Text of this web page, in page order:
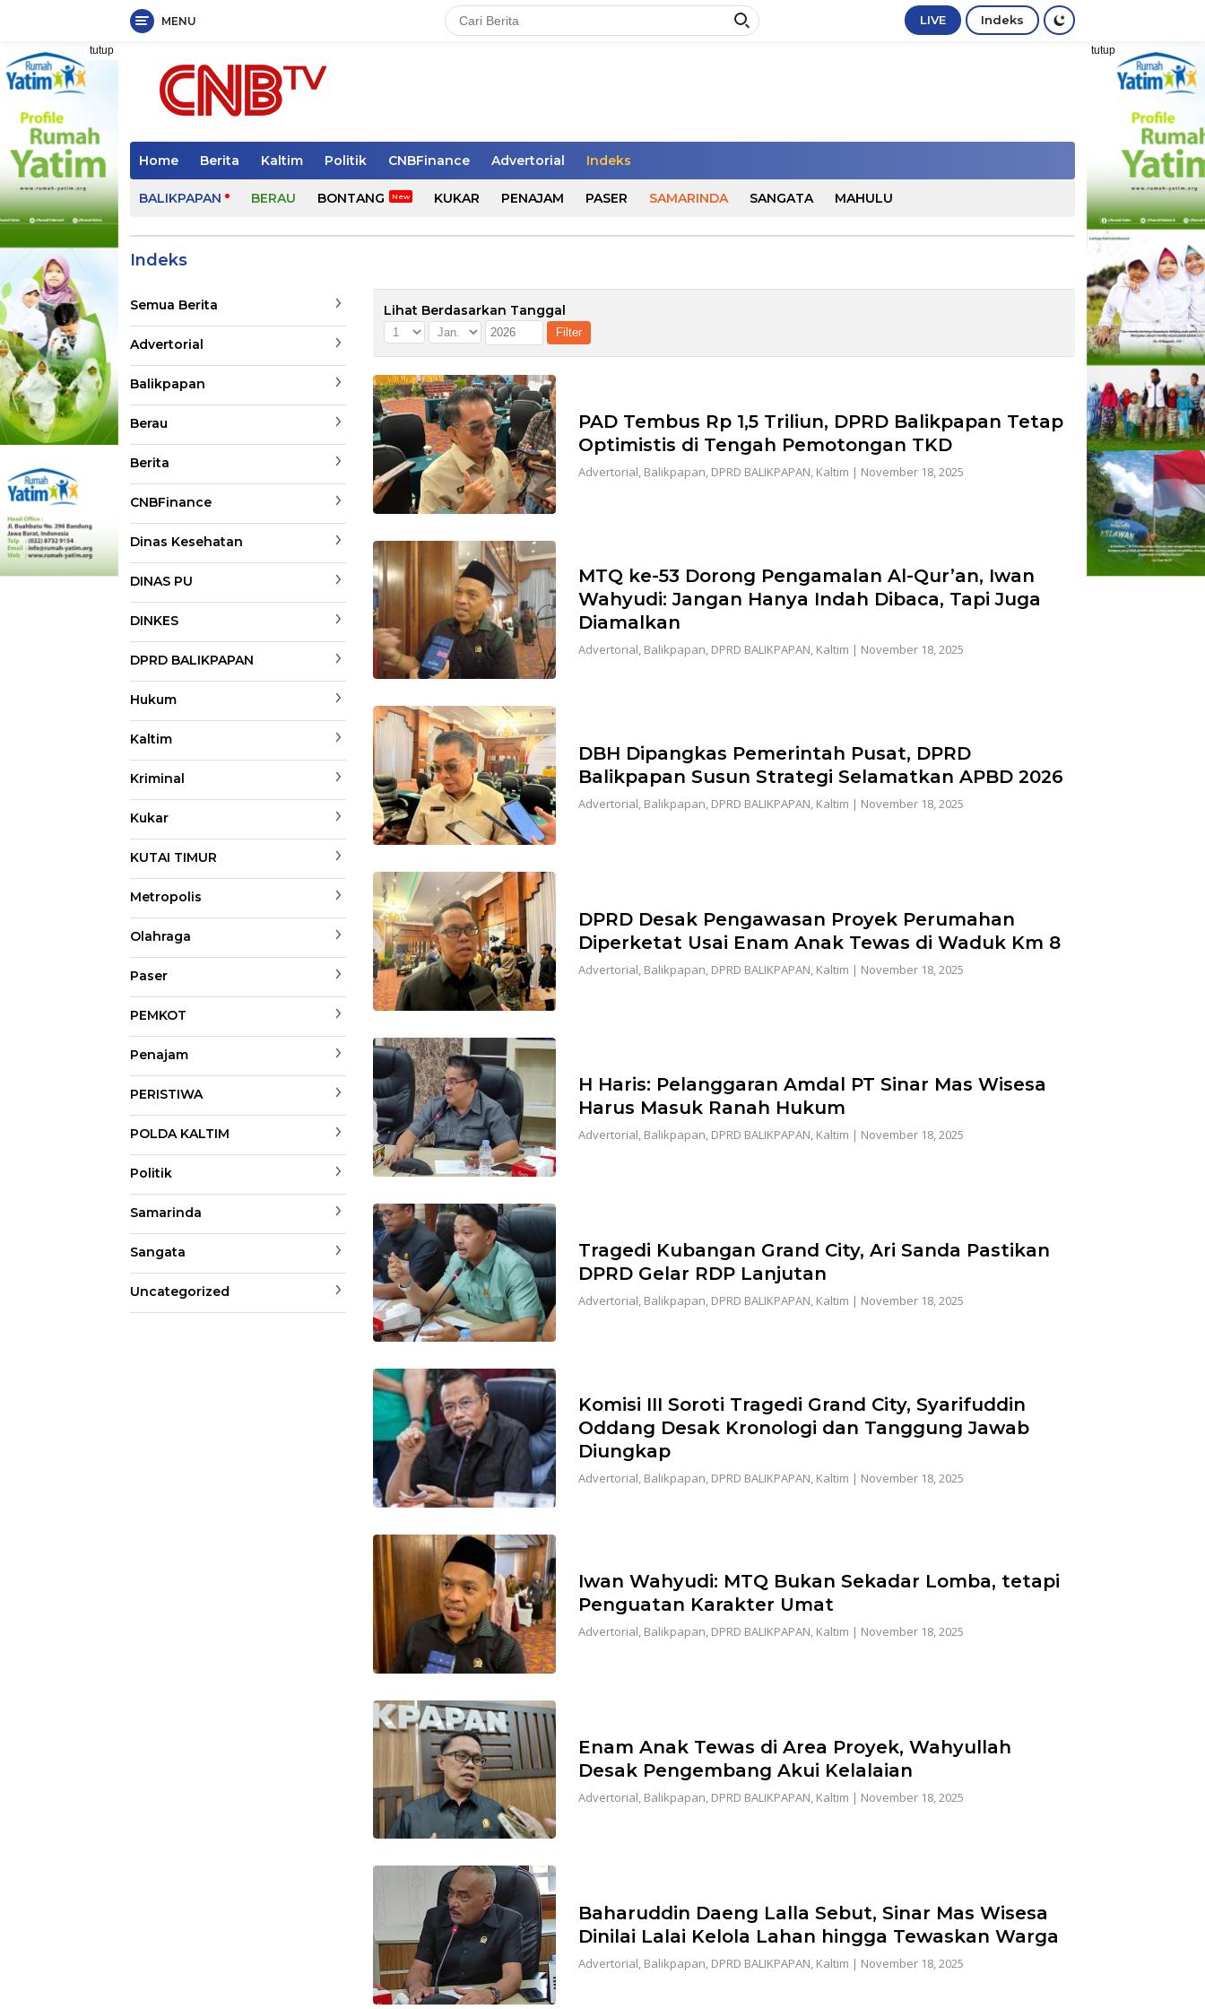
Langsung
ke
konten
MENU LIVE Indeks
tutup tutup
Home Berita Kaltim Politik CNBFinance Advertorial Indeks
BALIKPAPAN BERAU BONTANG KUKAR PENAJAM PASER SAMARINDA SANGATA MAHULU
Indeks
Semua Berita
Advertorial
Balikpapan
Berau
Berita
CNBFinance
Dinas Kesehatan
DINAS PU
DINKES
DPRD BALIKPAPAN
Hukum
Kaltim
Kriminal
Kukar
KUTAI TIMUR
Metropolis
Olahraga
Paser
PEMKOT
Penajam
PERISTIWA
POLDA KALTIM
Politik
Samarinda
Sangata
Uncategorized
Lihat Berdasarkan Tanggal
PAD Tembus Rp 1,5 Triliun, DPRD Balikpapan Tetap
Optimistis di Tengah Pemotongan TKD
Advertorial, Balikpapan, DPRD BALIKPAPAN, Kaltim | November 18, 2025
MTQ ke-53 Dorong Pengamalan Al-Qur’an, Iwan
Wahyudi: Jangan Hanya Indah Dibaca, Tapi Juga
Diamalkan
Advertorial, Balikpapan, DPRD BALIKPAPAN, Kaltim | November 18, 2025
DBH Dipangkas Pemerintah Pusat, DPRD
Balikpapan Susun Strategi Selamatkan APBD 2026
Advertorial, Balikpapan, DPRD BALIKPAPAN, Kaltim | November 18, 2025
DPRD Desak Pengawasan Proyek Perumahan
Diperketat Usai Enam Anak Tewas di Waduk Km 8
Advertorial Balikpapan DPRD BALIKPAPAN Kaltim | November 18, 2025
H Haris: Pelanggaran Amdal PT Sinar Mas Wisesa
Harus Masuk Ranah Hukum
Advertorial, Balikpapan, DPRD BALIKPAPAN, Kaltim | November 18, 2025
Tragedi Kubangan Grand City, Ari Sanda Pastikan
DPRD Gelar RDP Lanjutan
Advertorial, Balikpapan, DPRD BALIKPAPAN, Kaltim | November 18, 2025
Komisi III Soroti Tragedi Grand City, Syarifuddin
Oddang Desak Kronologi dan Tanggung Jawab
Diungkap
Advertorial, Balikpapan, DPRD BALIKPAPAN, Kaltim | November 18, 2025
Iwan Wahyudi: MTQ Bukan Sekadar Lomba, tetapi
Penguatan Karakter Umat
Advertorial, Balikpapan, DPRD BALIKPAPAN, Kaltim | November 18, 2025
Enam Anak Tewas di Area Proyek, Wahyullah
Desak Pengembang Akui Kelalaian
Advertorial, Balikpapan, DPRD BALIKPAPAN, Kaltim | November 18, 2025
Baharuddin Daeng Lalla Sebut, Sinar Mas Wisesa
Dinilai Lalai Kelola Lahan hingga Tewaskan Warga
Advertorial, Balikpapan, DPRD BALIKPAPAN, Kaltim | November 18, 2025